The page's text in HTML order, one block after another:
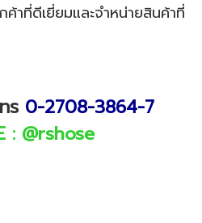
ค้าที่ดีเยี่ยมและจำหน่ายสินค้าที่
ร 0-2708-3864-7
: @rshose